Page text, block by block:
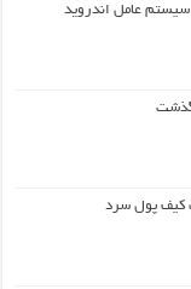
عامل اندروید
کیف‌ پول سرد